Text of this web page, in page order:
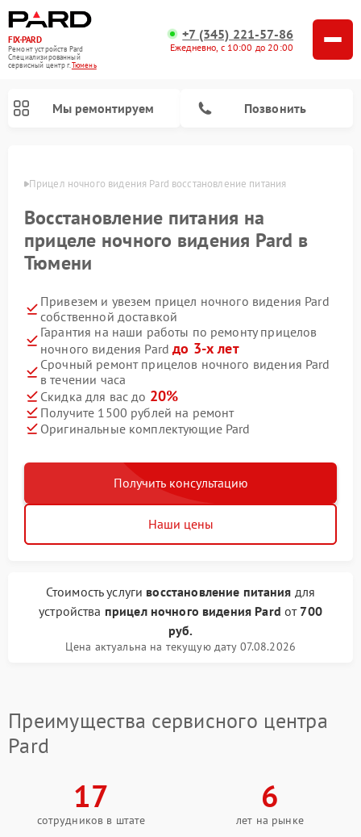
FIX-PARD
Ремонт устройств Pard
Специализированный
cервисный центр г.Тюмень
+7 (345) 221-57-86
Ежедневно, с 10:00 до 20:00
Мы ремонтируем Позвонить
Прицел ночного видения Pard восстановление питания
Восстановление питания на
прицеле ночного видения Pard в
Тюмени
Привезем и увезем прицел ночного видения Pard
собственной доставкой
Гарантия на наши работы по ремонту прицелов
ночного видения Pardдо 3-х лет
Срочный ремонт прицелов ночного видения Pard
в течении часа
Скидка для вас до 20%
Получите 1500 рублей на ремонт
Оригинальные комплектующие Pard
Получить консультацию
Наши цены
Стоимость услуги восстановление питания для
устройства прицел ночного видения Pard от 700
руб.
Цена актуальна на текущую дату 07.08.2026
Преимущества сервисного центра
Pard
17
сотрудников в штате
6
лет на рынке